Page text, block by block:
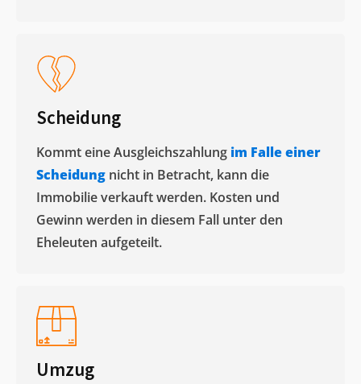
Scheidung
Kommt eine Ausgleichszahlung im Falle einer
Scheidung nicht in Betracht, kann die
Immobilie verkauft werden. Kosten und
Gewinn werden in diesem Fall unter den
Eheleuten aufgeteilt.​
Umzug